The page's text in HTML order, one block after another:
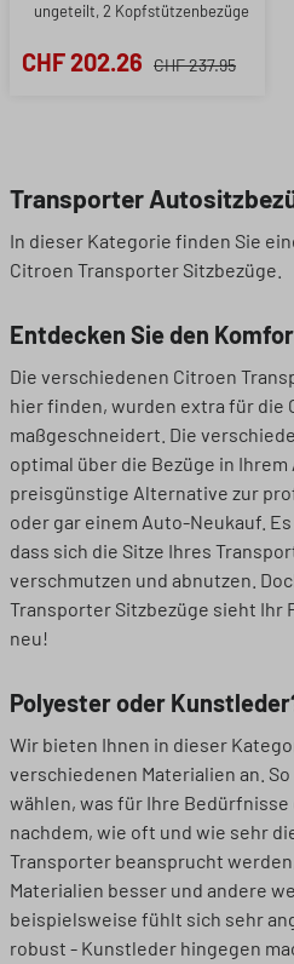
ungeteilt, 2 Kopfstützenbezüge
CHF 202.26 CHF 237.95
Transporter
In dieser Kategorie finden Sie
Citroen Transporter Sitzbezüge.
Entdecken Sie den
Die verschiedenen Citroen
hier finden, wurden extra für die
maßgeschneidert. Die
optimal über die Bezüge in
preisgünstige Alternative zur
oder gar einem Auto-Neukauf.
dass sich die Sitze Ihres
verschmutzen und abnutzen.
Transporter Sitzbezüge sieht Ihr
neu!
Polyester oder
Wir bieten Ihnen in dieser
verschiedenen Materialien an.
wählen, was für Ihre
nachdem, wie oft und wie sehr
Transporter beansprucht
Materialien besser und andere
beispielsweise fühlt sich sehr
robust - Kunstleder hingegen